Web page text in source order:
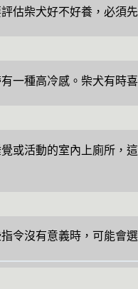
估柴犬好不好養，必須
一種高冷感。柴犬有時
或活動的室內上廁所，
沒有意義時，可能會